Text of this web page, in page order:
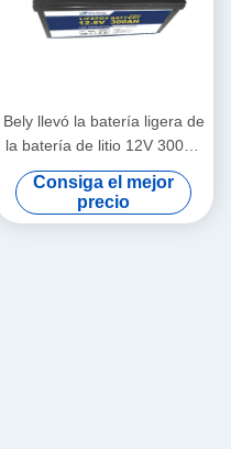
Bely llevó la batería ligera de
la batería de litio 12V 300Ah
Lifepo4 para el césped solar
Consiga el mejor
precio